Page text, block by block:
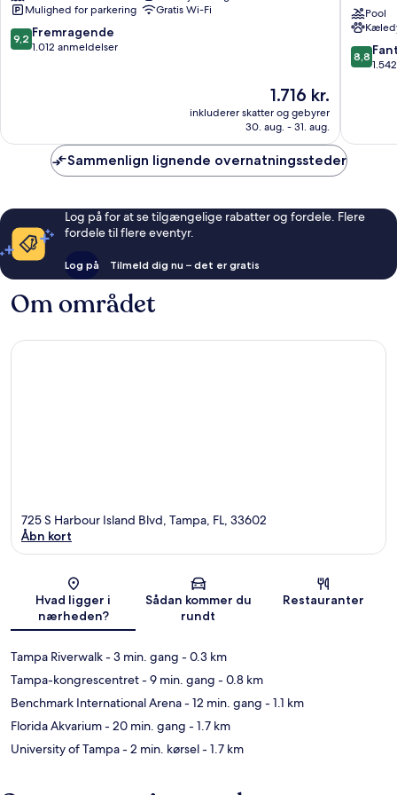
Tampa
Centrum
Mulighed for parkering
Gratis Wi-Fi
9.2
ud
9,2 Fremragende
1.012 anmeldelser
Prisen
er
1.716 kr.
1.716 kr.
inkluderer skatter og gebyrer
30. aug. - 31. aug.
Tampa
Center
Pool
8.8
ud
8,8
Sammenlign lignende overnatningssteder
Log på for at se tilgængelige rabatter og fordele. Flere
fordele til flere eventyr.
Log på Tilmeld dig nu – det er gratis
Om området
Kort
725 S Harbour Island Blvd, Tampa, FL, 33602
Åbn kort
Hvad ligger i
nærheden?
Sådan kommer du
rundt
Restauranter
Tampa Riverwalk- 3 min. gang - 0.3 km
Tampa-kongrescentret- 9 min. gang - 0.8 km
Benchmark International Arena- 12 min. gang - 1.1 km
Florida Akvarium- 20 min. gang - 1.7 km
University of Tampa- 2 min. kørsel- 1.7 km